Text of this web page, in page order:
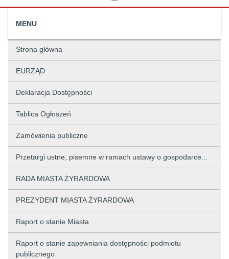
MENU
Strona główna
EURZĄD
Deklaracja Dostępności
Tablica Ogłoszeń
Zamówienia publiczne
Przetargi ustne, pisemne w ramach ustawy o gospodarce...
RADA MIASTA ŻYRARDOWA
PREZYDENT MIASTA ŻYRARDOWA
Raport o stanie Miasta
Raport o stanie zapewniania dostępności podmiotu
publicznego